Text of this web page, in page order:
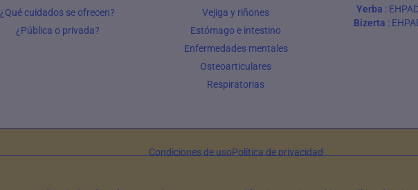
¿Qué cuidados se ofrecen?
¿Pública o privada?
Vejiga y riñones
Estómago e intestino
Enfermedades mentales
Osteoarticulares
Respiratorias
Yerba :
Bizerta :
Condiciones de usoPolítica de privacidad